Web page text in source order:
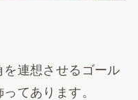
連想させるゴール
てあります。